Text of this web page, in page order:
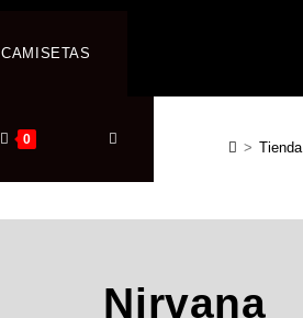
CAMISETAS
0 Alternar
búsqueda
de
> Tienda
Nirvana